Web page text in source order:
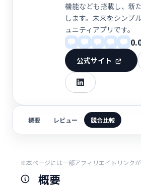
機能なども搭載し、新
します。未来をシンプ
ュニティアプリです。
公式サイト
概要 レビュー 競合比較
※本ページには一部アフィリエイトリンクが
概要